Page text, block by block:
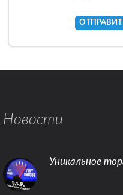
Новости
Уникальное